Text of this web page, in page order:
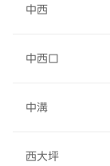
中西
中西口
中溝
西大坪